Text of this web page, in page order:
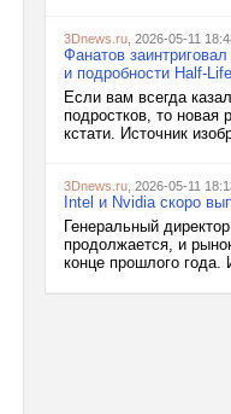
3Dnews.ru , 2026-05-11
Фанатов
и подробности Half-
Если вам всегда
подростков, то новая
кстати. Источник
3Dnews.ru , 2026-05-11
Intel и Nvidia скоро
Генеральный
продолжается, и
конце прошлого года.